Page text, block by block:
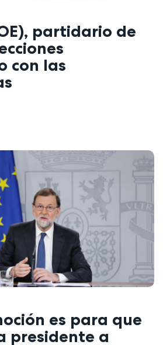
partidario de
con las
es para que
presidente a